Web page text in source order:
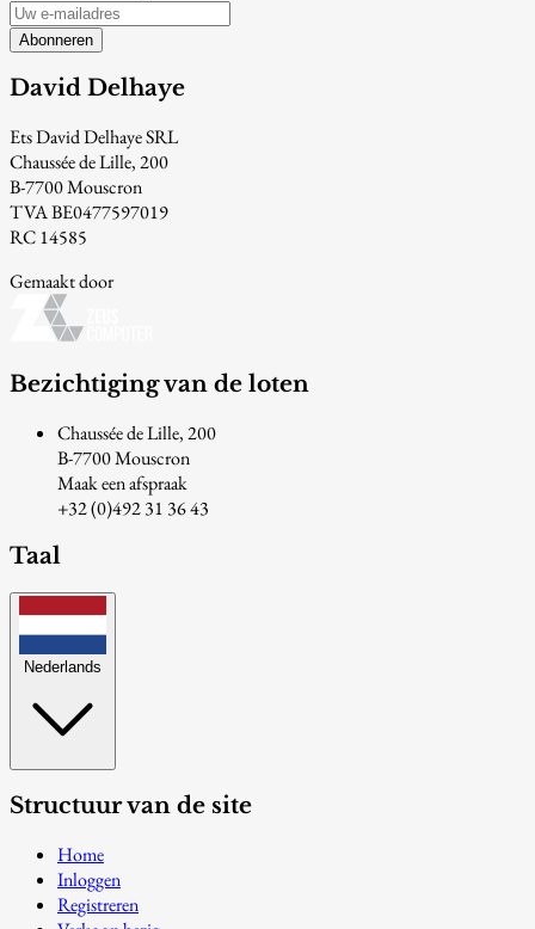
Abonneren
David Delhaye
Ets David Delhaye SRL
Chaussée de Lille, 200
B-7700 Mouscron
TVA BE0477597019
RC 14585
Gemaakt door
Bezichtiging van de loten
Chaussée de Lille, 200
B-7700 Mouscron
Maak een afspraak
+32 (0)492 31 36 43
Taal
Nederlands
Structuur van de site
Home
Inloggen
Registreren